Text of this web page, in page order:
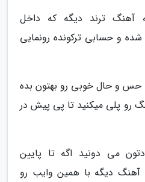
آهنگ ترند دیگه که داخل
شده و حسابی ترکونده رونمایی
حس و حال خوبی رو بهتون بده
رو پلی میکنید تا پی پیش در
می دونید اگه تا پایین
آهنگ دیگه با همین وایب رو